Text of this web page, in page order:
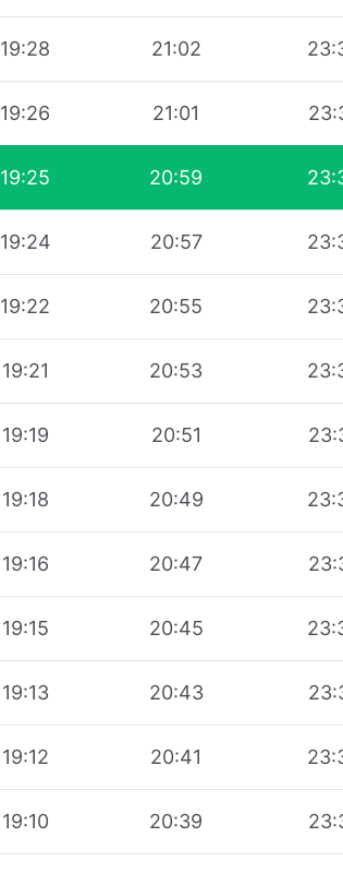
19:28 21:02
19:26 21:01
19:25 20:59
19:24 20:57
19:22 20:55
19:21 20:53
19:19 20:51
19:18 20:49
19:16 20:47
19:15 20:45
19:13 20:43
19:12 20:41
19:10 20:39